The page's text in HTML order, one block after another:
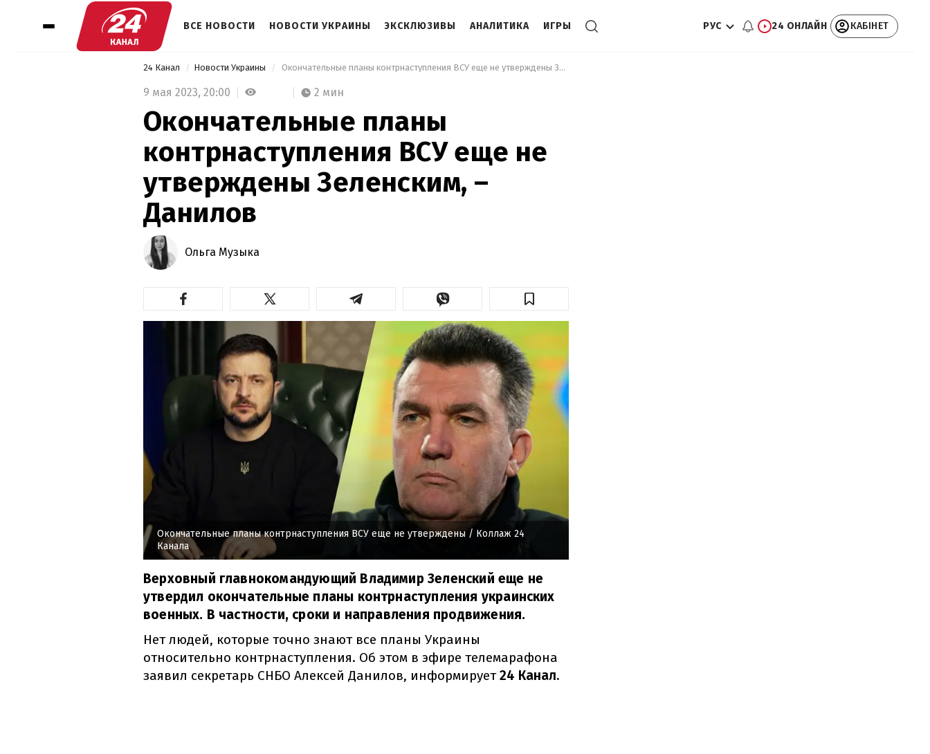
ВСЕ НОВОСТИ НОВОСТИ УКРАИНЫ ЭКСКЛЮЗИВЫ АНАЛИТИКА ИГРЫ РУС 24 ОНЛАЙН КАБІНЕТ
24 Канал Новости Украины Окончательные планы контрнаступления ВСУ еще не утверждены Зеленским, – Данилов
9 мая 2023, 20:00 2 мин
Окончательные планы
контрнаступления ВСУ еще не
утверждены Зеленским, –
Данилов
Ольга Музыка
Окончательные планы контрнаступления ВСУ еще не утверждены / Коллаж 24
Канала
Верховный главнокомандующий Владимир Зеленский еще не
утвердил окончательные планы контрнаступления украинских
военных. В частности, сроки и направления продвижения.
Нет людей, которые точно знают все планы Украины
относительно контрнаступления. Об этом в эфире телемарафона
заявил секретарь СНБО Алексей Данилов, информирует24 Канал.